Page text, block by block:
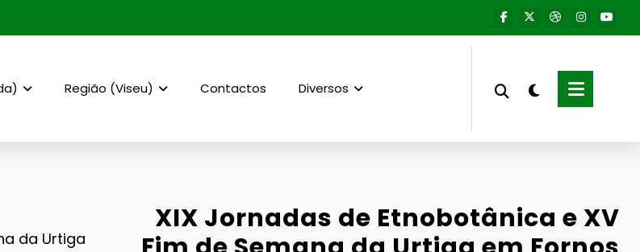
Região (Viseu) Contactos Diversos
da Urtiga
XIX Jornadas de Etnobotânica e XV